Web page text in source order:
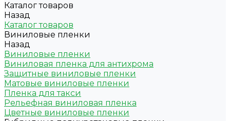
Каталог товаров
Назад
Каталог товаров
Виниловые пленки
Назад
Виниловые пленки
Виниловая пленка для антихрома
Защитные виниловые пленки
Матовые виниловые пленки
Пленка для такси
Рельефная виниловая пленка
Цветные виниловые пленки